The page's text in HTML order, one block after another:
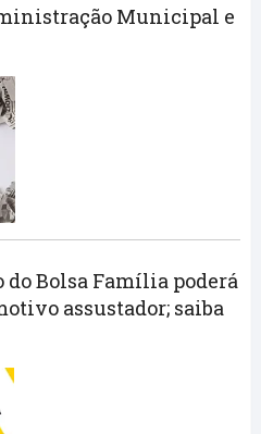
Municipal e
do Bolsa Família poderá
assustador; saiba